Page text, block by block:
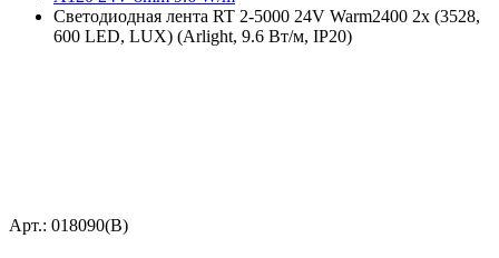
Светодиодная лента RT 2-5000 24V Warm2400 2x (3528,
600 LED, LUX) (Arlight, 9.6 Вт/м, IP20)
Арт.: 018090(B)